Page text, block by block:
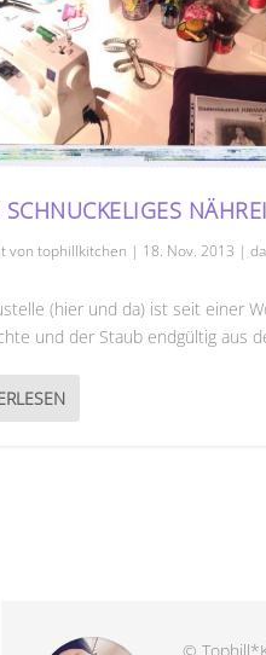
vontophillkitchen | 18. Nov. 2013 |
(hier und da) ist seit einer
und der Staub endgültig aus